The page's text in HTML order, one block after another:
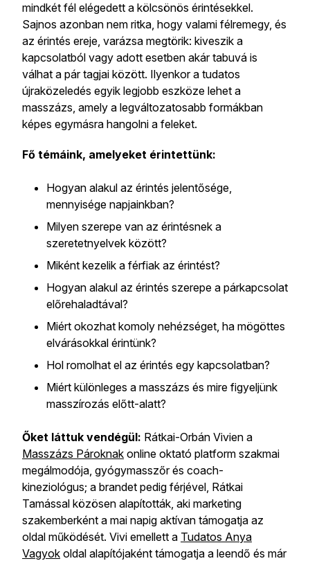
mindkét fél elégedett a kölcsönös érintésekkel.
Sajnos azonban nem ritka, hogy valami félremegy, és
az érintés ereje, varázsa megtörik: kiveszik a
kapcsolatból vagy adott esetben akár tabuvá is
válhat a pár tagjai között. Ilyenkor a tudatos
újraközeledés egyik legjobb eszköze lehet a
masszázs, amely a legváltozatosabb formákban
képes egymásra hangolni a feleket.
Fő témáink, amelyeket érintettünk:
Hogyan alakul az érintés jelentősége,
mennyisége napjainkban?
Milyen szerepe van az érintésnek a
szeretetnyelvek között?
Miként kezelik a férfiak az érintést?
Hogyan alakul az érintés szerepe a párkapcsolat
előrehaladtával?
Miért okozhat komoly nehézséget, ha mögöttes
elvárásokkal érintünk?
Hol romolhat el az érintés egy kapcsolatban?
Miért különleges a masszázs és mire figyeljünk
masszírozás előtt-alatt?
Őket láttuk vendégül: Rátkai-Orbán Vivien a
Masszázs Pároknak online oktató platform szakmai
megálmodója, gyógymasszőr és coach-
kineziológus; a brandet pedig férjével, Rátkai
Tamással közösen alapították, aki marketing
szakemberként a mai napig aktívan támogatja az
oldal működését. Vivi emellett a Tudatos Anya
Vagyok oldal alapítójaként támogatja a leendő és már